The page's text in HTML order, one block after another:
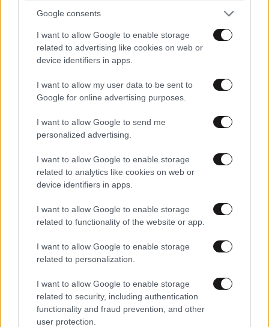
Google consents
I want to allow Google to enable storage
related to advertising like cookies on web or
device identifiers in apps.
I want to allow my user data to be sent to
Google for online advertising purposes.
I want to allow Google to send me
personalized advertising.
I want to allow Google to enable storage
related to analytics like cookies on web or
device identifiers in apps.
I want to allow Google to enable storage
related to functionality of the website or app.
I want to allow Google to enable storage
related to personalization.
I want to allow Google to enable storage
related to security, including authentication
functionality and fraud prevention, and other
user protection.
Xαρακτήρες: 0/1000
Διαβάστε και ακολουθήστε τους κανόνες σχολιασμού